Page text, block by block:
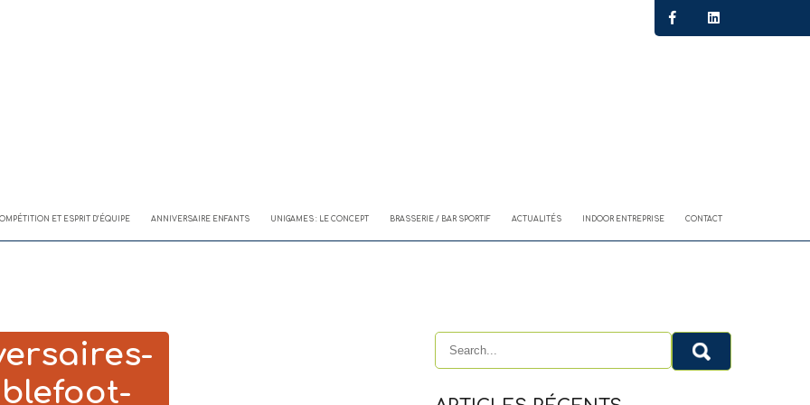
ET ESPRIT D’ÉQUIPE ANNIVERSAIRE ENFANTS UNIGAMES : LE CONCEPT BRASSERIE / BAR SPORTIF ACTUALITÉS INDOOR ENTREPRISE CONTACT